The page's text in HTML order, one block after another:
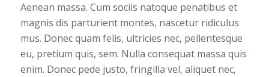
Aenean massa. Cum sociis natoque penatibus et
magnis dis parturient montes, nascetur ridiculus
mus. Donec quam felis, ultricies nec, pellentesque
eu, pretium quis, sem. Nulla consequat massa quis
enim. Donec pede justo, fringilla vel, aliquet nec,